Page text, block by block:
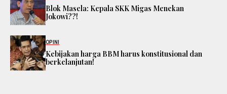
Blok Masela: Kepala SKK Migas Menekan
Jokowi??!
OPINI
Kebijakan harga BBM harus konstitusional dan
berkelanjutan!